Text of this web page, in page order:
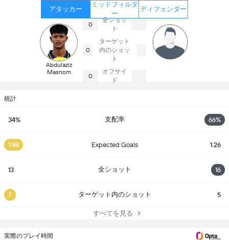
アタッカー
ミッドフィルダ
ー
ディフェンダー
Abdulaziz
Masnom
0
全ショッ
ト
0
ターゲット
内のショッ
ト
0
オフサイ
ド
統計
34% 支配率 66%
1.88 Expected Goals 1.26
13 全ショット 16
7 ターゲット内のショット 5
すべてを見る
実際のプレイ時間